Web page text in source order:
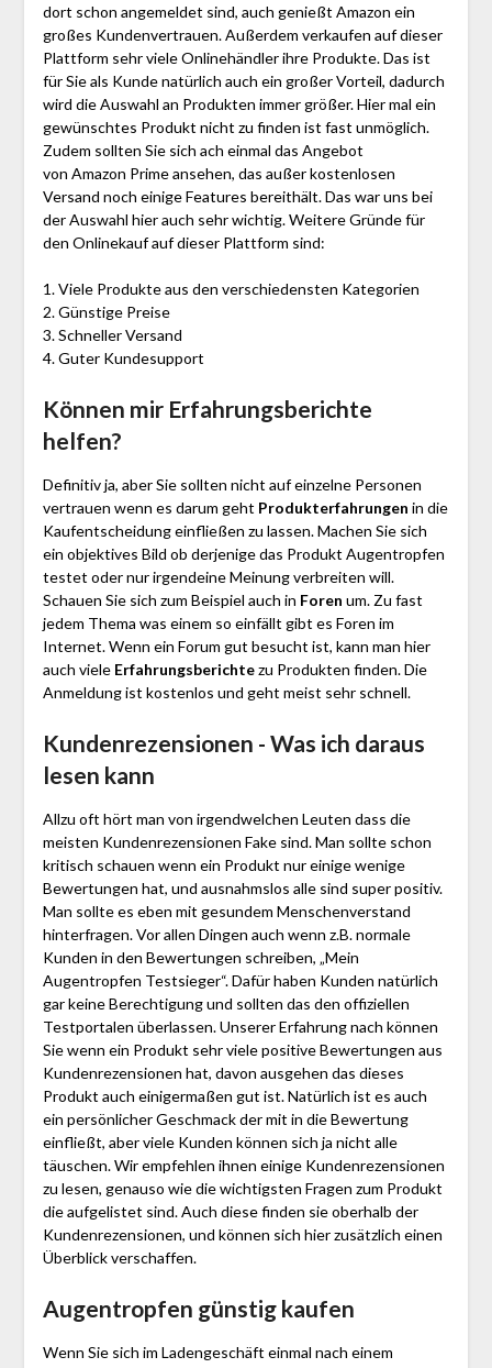
dort schon angemeldet sind, auch genießt Amazon ein
großes Kundenvertrauen. Außerdem verkaufen auf dieser
Plattform sehr viele Onlinehändler ihre Produkte. Das ist
für Sie als Kunde natürlich auch ein großer Vorteil, dadurch
wird die Auswahl an Produkten immer größer. Hier mal ein
gewünschtes Produkt nicht zu finden ist fast unmöglich.
Zudem sollten Sie sich ach einmal das Angebot
von Amazon Prime ansehen, das außer kostenlosen
Versand noch einige Features bereithält. Das war uns bei
der Auswahl hier auch sehr wichtig. Weitere Gründe für
den Onlinekauf auf dieser Plattform sind:
1. Viele Produkte aus den verschiedensten Kategorien
2. Günstige Preise
3. Schneller Versand
4. Guter Kundesupport
Können mir Erfahrungsberichte
helfen?
Definitiv ja, aber Sie sollten nicht auf einzelne Personen
vertrauen wenn es darum geht Produkterfahrungen in die
Kaufentscheidung einfließen zu lassen. Machen Sie sich
ein objektives Bild ob derjenige das Produkt Augentropfen
testet oder nur irgendeine Meinung verbreiten will.
Schauen Sie sich zum Beispiel auch in Foren um. Zu fast
jedem Thema was einem so einfällt gibt es Foren im
Internet. Wenn ein Forum gut besucht ist, kann man hier
auch viele Erfahrungsberichtezu Produkten finden. Die
Anmeldung ist kostenlos und geht meist sehr schnell.
Kundenrezensionen - Was ich daraus
lesen kann
Allzu oft hört man von irgendwelchen Leuten dass die
meisten Kundenrezensionen Fake sind. Man sollte schon
kritisch schauen wenn ein Produkt nur einige wenige
Bewertungen hat, und ausnahmslos alle sind super positiv.
Man sollte es eben mit gesundem Menschenverstand
hinterfragen. Vor allen Dingen auch wenn z.B. normale
Kunden in den Bewertungen schreiben, „Mein
Augentropfen Testsieger“. Dafür haben Kunden natürlich
gar keine Berechtigung und sollten das den offiziellen
Testportalen überlassen. Unserer Erfahrung nach können
Sie wenn ein Produkt sehr viele positive Bewertungen aus
Kundenrezensionen hat, davon ausgehen das dieses
Produkt auch einigermaßen gut ist. Natürlich ist es auch
ein persönlicher Geschmack der mit in die Bewertung
einfließt, aber viele Kunden können sich ja nicht alle
täuschen. Wir empfehlen ihnen einige Kundenrezensionen
zu lesen, genauso wie die wichtigsten Fragen zum Produkt
die aufgelistet sind. Auch diese finden sie oberhalb der
Kundenrezensionen, und können sich hier zusätzlich einen
Überblick verschaffen.
Augentropfen günstig kaufen
Wenn Sie sich im Ladengeschäft einmal nach einem